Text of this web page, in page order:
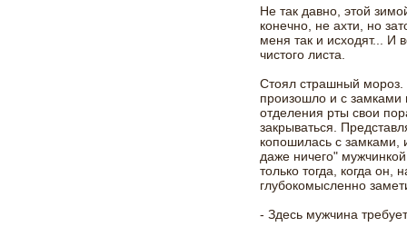
Не так давно, этой
конечно, не ахти, но
меня так и исходят... И
чистого листа.
Стоял страшный мороз.
произошло и с
отделения рты свои
закрываться.
копошилась с замками,
даже ничего"
только тогда, когда
глубокомысленно
- Здесь мужчина